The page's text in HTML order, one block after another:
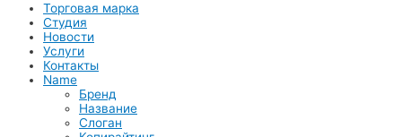
Торговая марка
Студия
Новости
Услуги
Контакты
Name
Бренд
Название
Слоган